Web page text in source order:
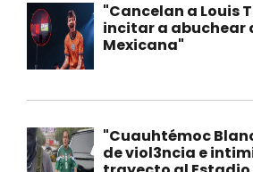
"Cancelan a Louis
incitar a abuchear
Mexicana"
"Cuauhtémoc
de viol3ncia e